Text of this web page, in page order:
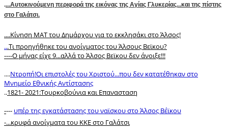
....Αυτοκινούμενη περιφορά της εικόνας της Αγίας Γλυκερίας...και της πίστης
στο Γαλάτσι.
....Κίνηση ΜΑΤ του Δημάρχου για το εκκλησάκι στο Άλσος!
...Τι προηγήθηκε του ανοίγματος του Άλσους Βεϊκου?
----Ο μήνας είχε 9...αλλά το Άλσος Βεϊκου δεν άνοιξε!!!
....Ντροπή!Οι επιστολές του Χριστού...που δεν κατατέθηκαν στο
Μνημείο Εθνικής Αντίστασης
..1821- 2021:Toυρκοβούνια και Επανασταση
---- υπέρ της εγκατάστασης του ναϊσκου στο Άλσος Βέϊκου
-...κρυφά ανοίγματα του ΚΚΕ στο Γαλάτσι